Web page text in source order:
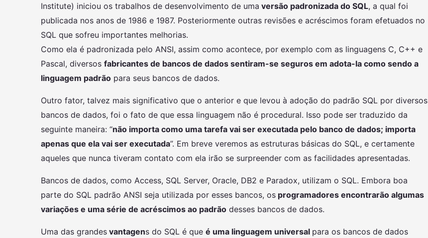
Institute) iniciou os trabalhos de desenvolvimento de uma versão padronizada do SQL, a qual foi
publicada nos anos de 1986 e 1987. Posteriormente outras revisões e acréscimos foram efetuados no
SQL que sofreu importantes melhorias.
Como ela é padronizada pelo ANSI, assim como acontece, por exemplo com as linguagens C, C++ e
Pascal, diversos fabricantes de bancos de dados sentiram-se seguros em adota-la como sendo a
linguagem padrão para seus bancos de dados.
Outro fator, talvez mais significativo que o anterior e que levou à adoção do padrão SQL por diversos
bancos de dados, foi o fato de que essa linguagem não é procedural. Isso pode ser traduzido da
seguinte maneira: “não importa como uma tarefa vai ser executada pelo banco de dados; importa
apenas que ela vai ser executada”. Em breve veremos as estruturas básicas do SQL, e certamente
aqueles que nunca tiveram contato com ela irão se surpreender com as facilidades apresentadas.
Bancos de dados, como Access, SQL Server, Oracle, DB2 e Paradox, utilizam o SQL. Embora boa
parte do SQL padrão ANSI seja utilizada por esses bancos, os programadores encontrarão algumas
variações e uma série de acréscimos ao padrão desses bancos de dados.
Uma das grandes vantagens do SQL é que é uma linguagem universal para os bancos de dados